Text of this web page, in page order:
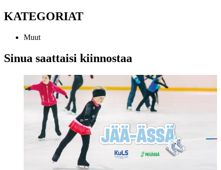
KATEGORIAT
Muut
Sinua saattaisi kiinnostaa